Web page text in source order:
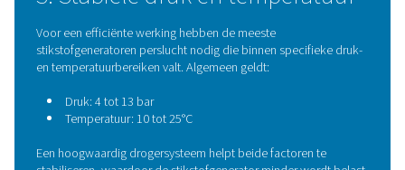
Elk van deze opties zorgt ervoor dat de luchttoevoer
stikstofgenerator zo droog is als nodig is voor een
efficiënte werking.